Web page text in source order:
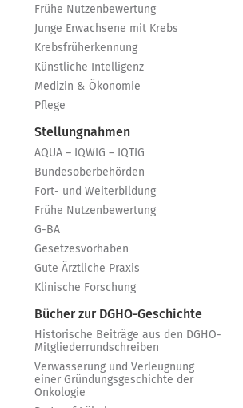
Frühe Nutzenbewertung
Junge Erwachsene mit Krebs
Krebsfrüherkennung
Künstliche Intelligenz
Medizin & Ökonomie
Pflege
Stellungnahmen
AQUA – IQWIG – IQTIG
Bundesoberbehörden
Fort- und Weiterbildung
Frühe Nutzenbewertung
G-BA
Gesetzesvorhaben
Gute Ärztliche Praxis
Klinische Forschung
Bücher zur DGHO-Geschichte
Historische Beiträge aus den DGHO-
Mitgliederrundschreiben
Verwässerung und Verleugnung
einer Gründungsgeschichte der
Onkologie